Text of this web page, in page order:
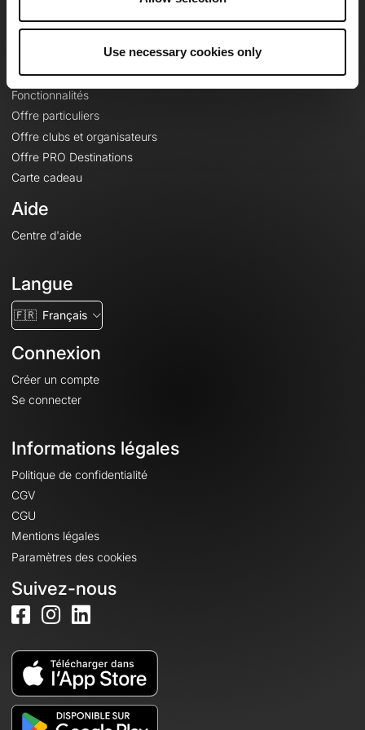
Use necessary cookies only
Le Mag'
Fonds de cartes topographiques
Fonctionnalités
Offre particuliers
Offre clubs et organisateurs
Offre PRO Destinations
Carte cadeau
Aide
Centre d'aide
Langue
🇫🇷 Français
Connexion
Créer un compte
Se connecter
Informations légales
Politique de confidentialité
CGV
CGU
Mentions légales
Paramètres des cookies
Suivez-nous